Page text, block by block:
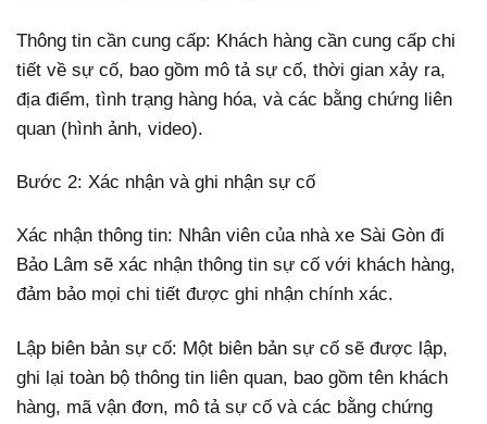
Thông tin cần cung cấp: Khách hàng cần cung cấp chi
tiết về sự cố, bao gồm mô tả sự cố, thời gian xảy ra,
địa điểm, tình trạng hàng hóa, và các bằng chứng liên
quan (hình ảnh, video).
Bước 2: Xác nhận và ghi nhận sự cố
Xác nhận thông tin: Nhân viên của nhà xe Sài Gòn đi
Bảo Lâm sẽ xác nhận thông tin sự cố với khách hàng,
đảm bảo mọi chi tiết được ghi nhận chính xác.
Lập biên bản sự cố: Một biên bản sự cố sẽ được lập,
ghi lại toàn bộ thông tin liên quan, bao gồm tên khách
hàng, mã vận đơn, mô tả sự cố và các bằng chứng